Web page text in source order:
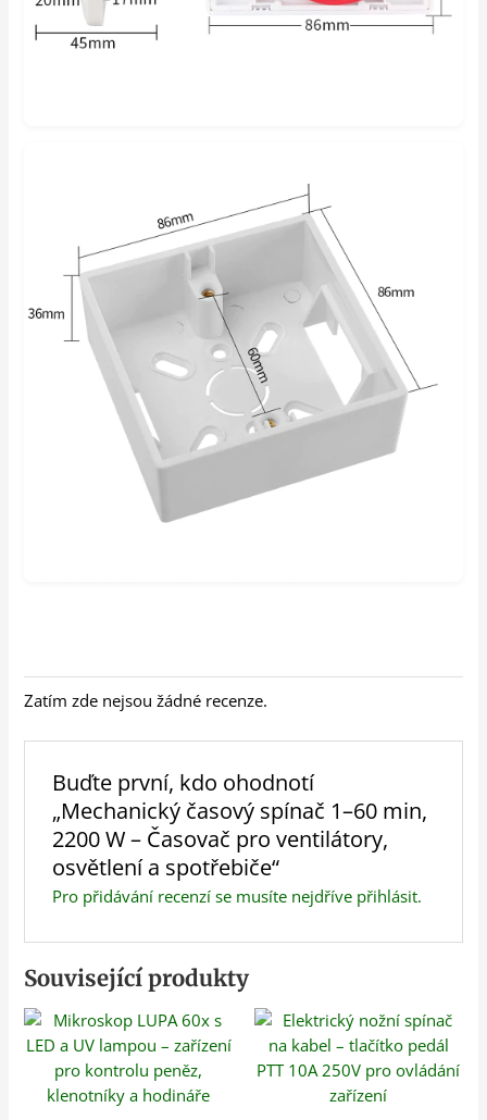
Zatím zde nejsou žádné recenze.
Buďte první, kdo ohodnotí
„Mechanický časový spínač 1–60 min,
2200 W – Časovač pro ventilátory,
osvětlení a spotřebiče“
Pro přidávání recenzí se musíte nejdříve přihlásit.
Související produkty